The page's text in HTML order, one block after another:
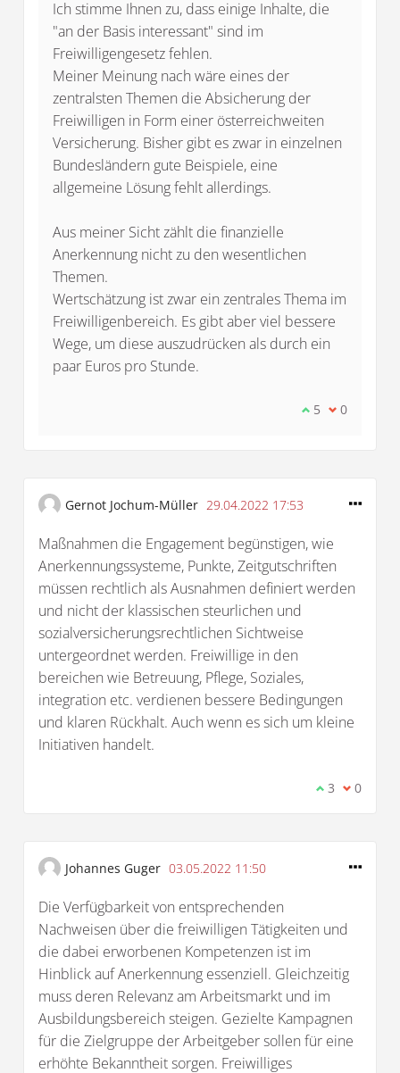
Ich stimme Ihnen zu, dass einige Inhalte, die
"an der Basis interessant" sind im
Freiwilligengesetz fehlen.
Meiner Meinung nach wäre eines der
zentralsten Themen die Absicherung der
Freiwilligen in Form einer österreichweiten
Versicherung. Bisher gibt es zwar in einzelnen
Bundesländern gute Beispiele, eine
allgemeine Lösung fehlt allerdings.
Aus meiner Sicht zählt die finanzielle
Anerkennung nicht zu den wesentlichen
Themen.
Wertschätzung ist zwar ein zentrales Thema im
Freiwilligenbereich. Es gibt aber viel bessere
Wege, um diese auszudrücken als durch ein
paar Euros pro Stunde.
Ich stimme
5 Ich bin mit
0
Gernot Jochum-Müller 29.04.2022 17:53
Maßnahmen die Engagement begünstigen, wie
Anerkennungssysteme, Punkte, Zeitgutschriften
müssen rechtlich als Ausnahmen definiert werden
und nicht der klassischen steurlichen und
sozialversicherungsrechtlichen Sichtweise
untergeordnet werden. Freiwillige in den
bereichen wie Betreuung, Pflege, Soziales,
integration etc. verdienen bessere Bedingungen
und klaren Rückhalt. Auch wenn es sich um kleine
Initiativen handelt.
Ich stimme
3 Ich bin
0
Johannes Guger 03.05.2022 11:50
Die Verfügbarkeit von entsprechenden
Nachweisen über die freiwilligen Tätigkeiten und
die dabei erworbenen Kompetenzen ist im
Hinblick auf Anerkennung essenziell. Gleichzeitig
muss deren Relevanz am Arbeitsmarkt und im
Ausbildungsbereich steigen. Gezielte Kampagnen
für die Zielgruppe der Arbeitgeber sollen für eine
erhöhte Bekanntheit sorgen. Freiwilliges